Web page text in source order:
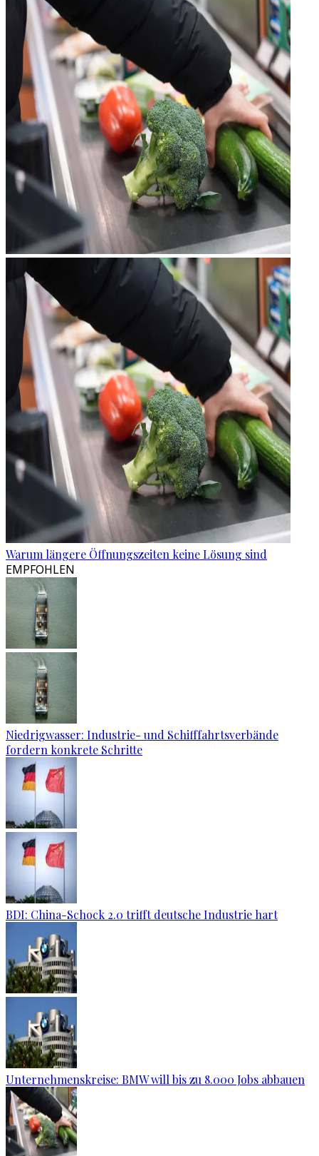
Warum längere Öffnungszeiten keine Lösung sind
EMPFOHLEN
Niedrigwasser: Industrie- und Schifffahrtsverbände
fordern konkrete Schritte
BDI: China-Schock 2.0 trifft deutsche Industrie hart
Unternehmenskreise: BMW will bis zu 8.000 Jobs abbauen